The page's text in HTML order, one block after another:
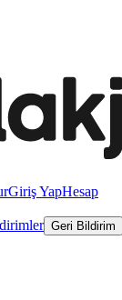
Giriş YapHesap
Geri Bildirim